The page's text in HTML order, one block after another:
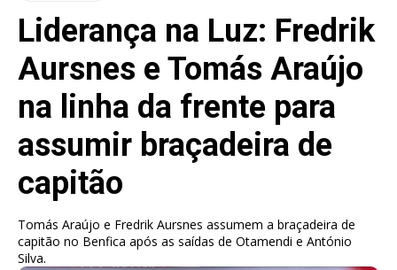
Liderança na Luz: Fredrik
Aursnes e Tomás Araújo
na linha da frente para
assumir braçadeira de
capitão
Tomás Araújo e Fredrik Aursnes assumem a braçadeira de
capitão no Benfica após as saídas de Otamendi e António
Silva.